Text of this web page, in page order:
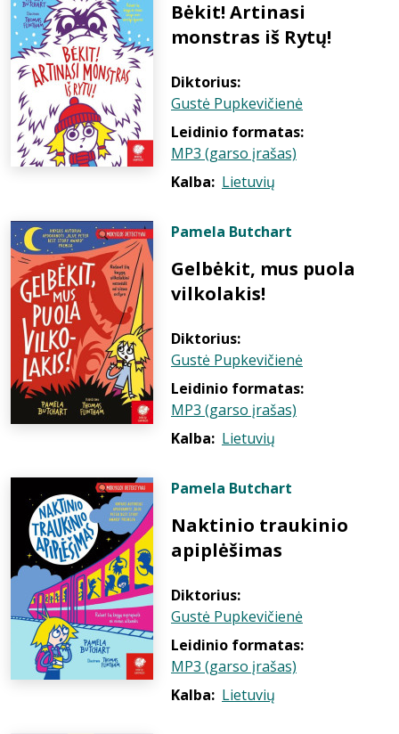
Bėkit! Artinasi
monstras iš Rytų!
Diktorius:
Gustė Pupkevičienė
Leidinio formatas:
MP3 (garso įrašas)
Kalba: Lietuvių
Pamela Butchart
Gelbėkit, mus puola
vilkolakis!
Diktorius:
Gustė Pupkevičienė
Leidinio formatas:
MP3 (garso įrašas)
Kalba: Lietuvių
Pamela Butchart
Naktinio traukinio
apiplėšimas
Diktorius:
Gustė Pupkevičienė
Leidinio formatas:
MP3 (garso įrašas)
Kalba: Lietuvių